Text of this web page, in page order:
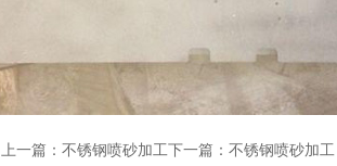
上一篇： 不锈钢喷砂加工下一篇： 不锈钢喷砂加工